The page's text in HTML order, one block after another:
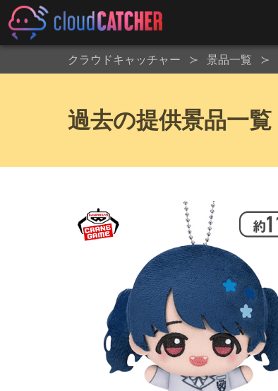
クラウドキャッチャー 景品一覧
過去の提供景品一覧